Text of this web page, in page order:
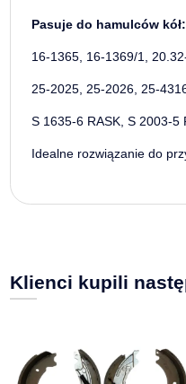
Pasuje do hamulców kół:
16-1365, 16-1369/1,
25-2025, 25-2026, 25-
S 1635-6 RASK, S 2003-5
Idealne rozwiązanie do
Klienci kupili